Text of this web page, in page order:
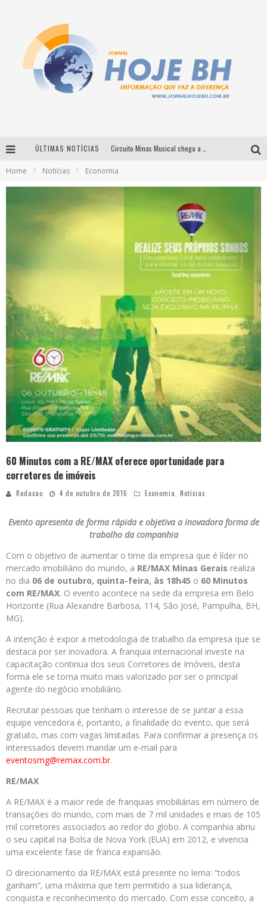
ÚLTIMAS NOTÍCIAS
Milton Guedes traz turnê “Milton Canta Lulu” a Belo Horizonte
Home Notícias Economia
60 Minutos com a RE/MAX oferece oportunidade para
corretores de imóveis
Redacao 4 de outubro de 2016 Economia Notícias
Evento apresenta de forma rápida e objetiva a inovadora forma de
trabalho da companhia
Com o objetivo de aumentar o time da empresa que é líder no
mercado imobiliário do mundo, a RE/MAX Minas Gerais realiza
no dia 06 de outubro, quinta-feira, às 18h45 o 60 Minutos
com RE/MAX. O evento acontece na sede da empresa em Belo
Horizonte (Rua Alexandre Barbosa, 114, São José, Pampulha, BH,
MG).
A intenção é expor a metodologia de trabalho da empresa que se
destaca por ser inovadora. A franquia internacional investe na
capacitação continua dos seus Corretores de Imóveis, desta
forma ele se torna muito mais valorizado por ser o principal
agente do negócio imobiliário.
Recrutar pessoas que tenham o interesse de se juntar a essa
equipe vencedora é, portanto, a finalidade do evento, que será
gratuito, mas com vagas limitadas. Para confirmar a presença os
interessados devem mandar um e-mail para
eventosmg@remax.com.br.
RE/MAX
A RE/MAX é a maior rede de franquias imobiliárias em número de
transações do mundo, com mais de 7 mil unidades e mais de 105
mil corretores associados ao redor do globo. A companhia abriu
o seu capital na Bolsa de Nova York (EUA) em 2012, e vivencia
uma excelente fase de franca expansão.
O direcionamento da RE/MAX está presente no lema: “todos
ganham”, uma máxima que tem permitido a sua liderança,
conquista e reconhecimento do mercado. Com esse conceito, a